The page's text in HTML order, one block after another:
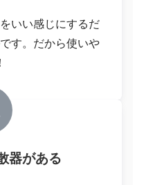
いい感じにするだ
す。だから使いや
器がある